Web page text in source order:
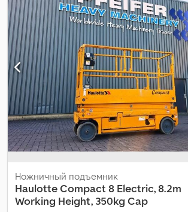
Ножничный подъемник
HaulotteCompact 8 Electric, 8.2m
Working Height, 350kg Cap